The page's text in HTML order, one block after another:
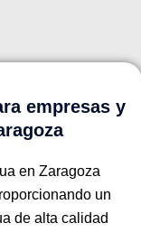
empresas y
en Zaragoza
un
de alta calidad